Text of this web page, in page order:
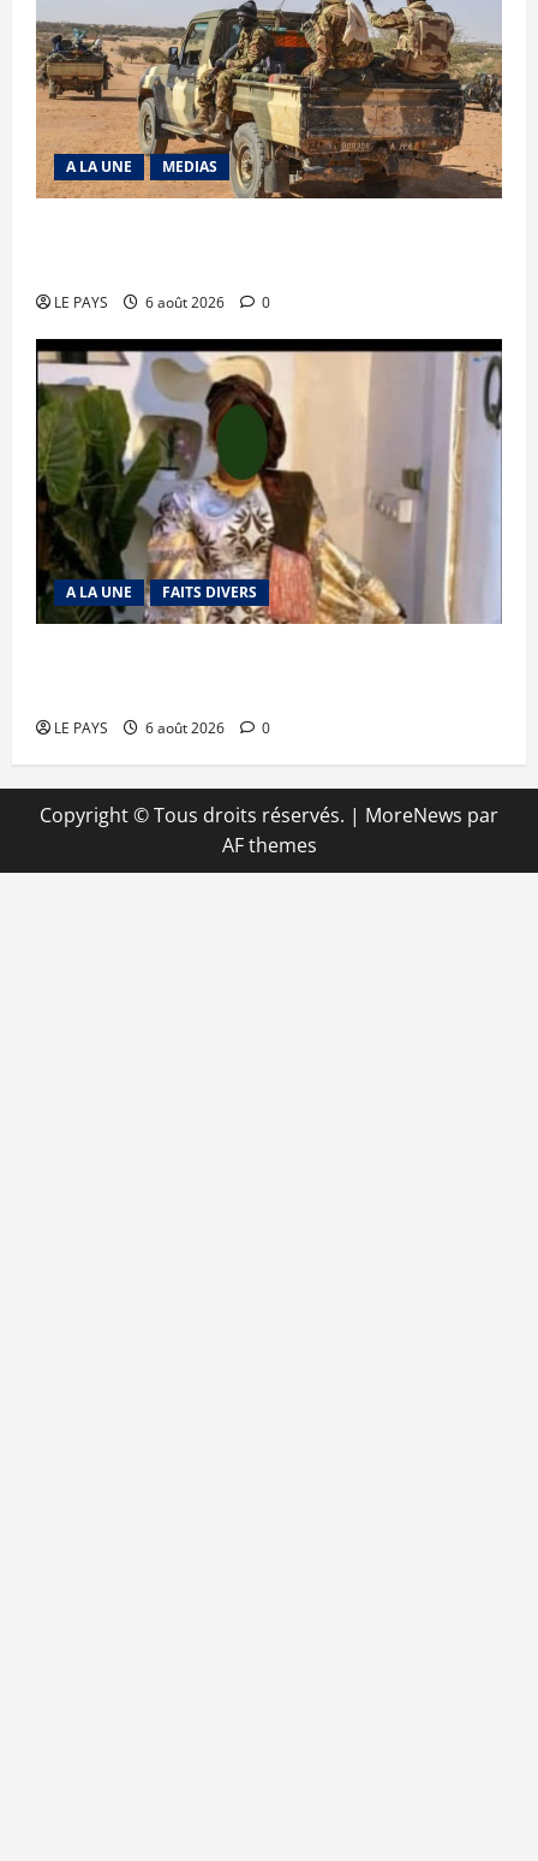
A LA UNE MEDIAS
LE PAYS 6 août 2026 0
A LA UNE FAITS DIVERS
LE PAYS 6 août 2026 0
Copyright © Tous droits réservés. | MoreNews par
AF themes